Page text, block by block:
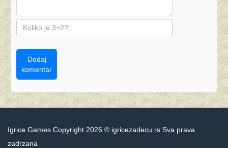
Dodaj
komentar
Igrice Games Copyright 2026 © igricezadecu.rs Sva prava
zadrzana